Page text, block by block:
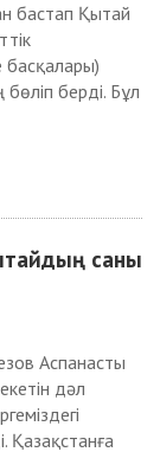
бастап Қытай
берді. Бұл
саны
Аспанасты
дәл
Қазақстанға